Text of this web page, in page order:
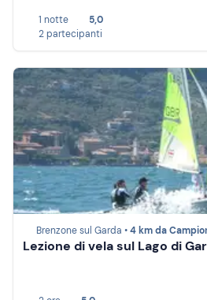
1 notte
5,0
2 partecipanti
Brenzone sul Garda •4 km da
Lezione di vela sul Lago di